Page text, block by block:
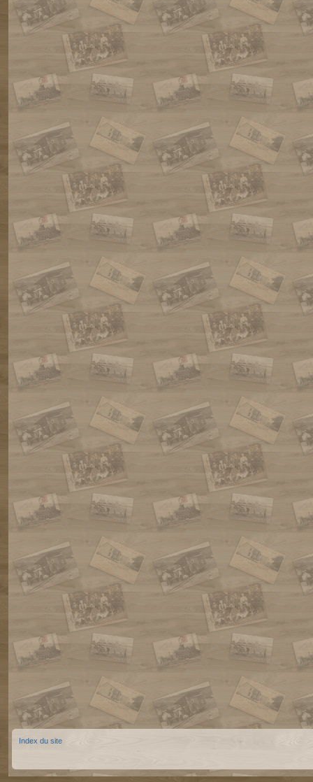
Index du site